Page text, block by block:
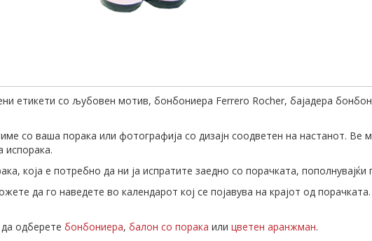
етикети со љубовен мотив, бонбониера Ferrero Rocher, бајадера
со ваша порака или фотографија со дизајн соодветен на настанот. Ве
испорака.
која е потребно да ни ја испратите заедно со порачката,
да го наведете во календарот кој се појавува на крајот од
одберете бонбониера, балон со порака или цветен аранжман.